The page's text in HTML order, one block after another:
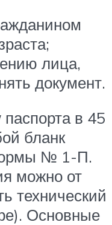
лица,
документ.
в 45
бланк
№ 1-П.
можно от
технический
Основные